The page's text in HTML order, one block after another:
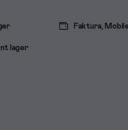
lager
Faktura,